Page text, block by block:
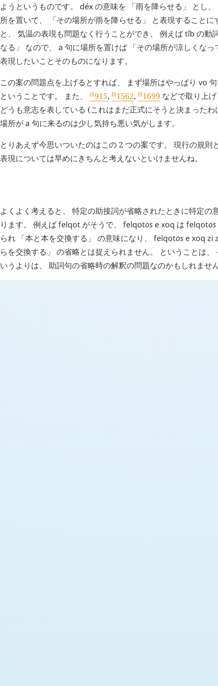
ようというものです。 déxの意味を 「雨を降らせる」 とし
所を置いて、 「その場所が雨を降らせる」 と表現すること
と、 気温の表現も問題なく行うことができ、 例えばtîb の動
なる」 なので、 a 句に場所を置けば 「その場所が涼しくな
表現したいことそのものになります。
この案の問題点を上げるとすれば、 まず場所はやっぱり vo
ということです。 また、
H915, H1562, H1699 などで取り上
どうも意志を表している (これはまだ正式にそうと決まった
場所がa 句に来るのは少し気持ち悪い気がします。
とりあえず今思いついたのはこの 2 つの案です。 現行の規則
表現については早めにきちんと考えないといけませんね。
よくよく考えると、 特定の助接詞が省略されたときに特定の
ります。 例えばfelqot がそうで、 felqotos exoq は felqotos
られ 「本と本を交換する」 の意味になり、 felqotos exoq zi
らを交換する」 の省略とは捉えられません。 ということは
いうよりは、 助詞句の省略時の解釈の問題なのかもしれませ